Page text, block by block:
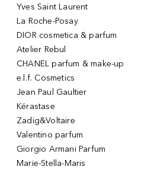
Yves Saint Laurent
La Roche-Posay
DIOR cosmetica & parfum
Atelier Rebul
CHANEL parfum & make-up
e.l.f. Cosmetics
Jean Paul Gaultier
Kérastase
Zadig&Voltaire
Valentino parfum
Giorgio Armani Parfum
Marie-Stella-Maris